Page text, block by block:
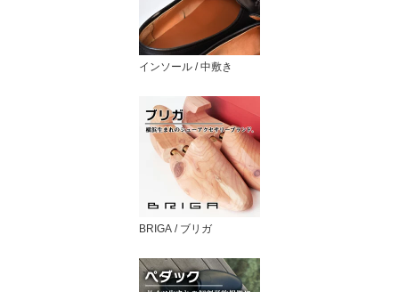
インソール / 中敷き
BRIGA / ブリガ